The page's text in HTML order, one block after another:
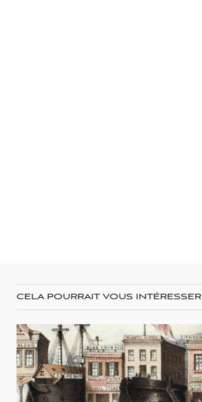
CELA POURRAIT VOUS INTÉRESSER